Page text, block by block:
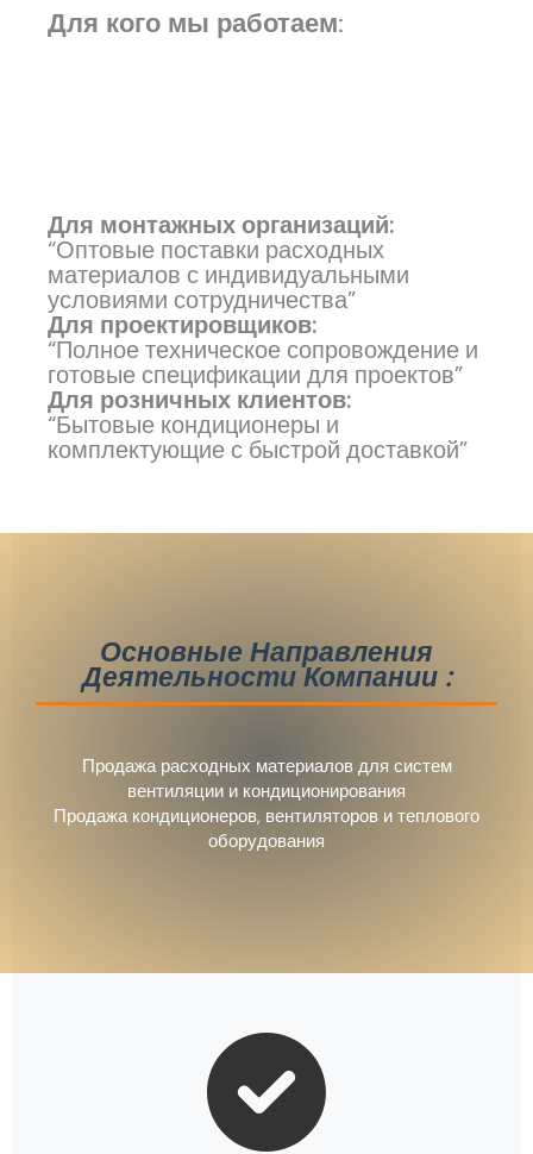
Для кого мы работаем:
Для монтажных организаций:
“Оптовые поставки расходных
материалов с индивидуальными
условиями сотрудничества”
Для проектировщиков:
“Полное техническое сопровождение и
готовые спецификации для проектов”
Для розничных клиентов:
“Бытовые кондиционеры и
комплектующие с быстрой доставкой”
Основные Направления
Деятельности Компании :
Продажа расходных материалов для систем
вентиляции и кондиционирования
Продажа кондиционеров, вентиляторов и теплового
оборудования